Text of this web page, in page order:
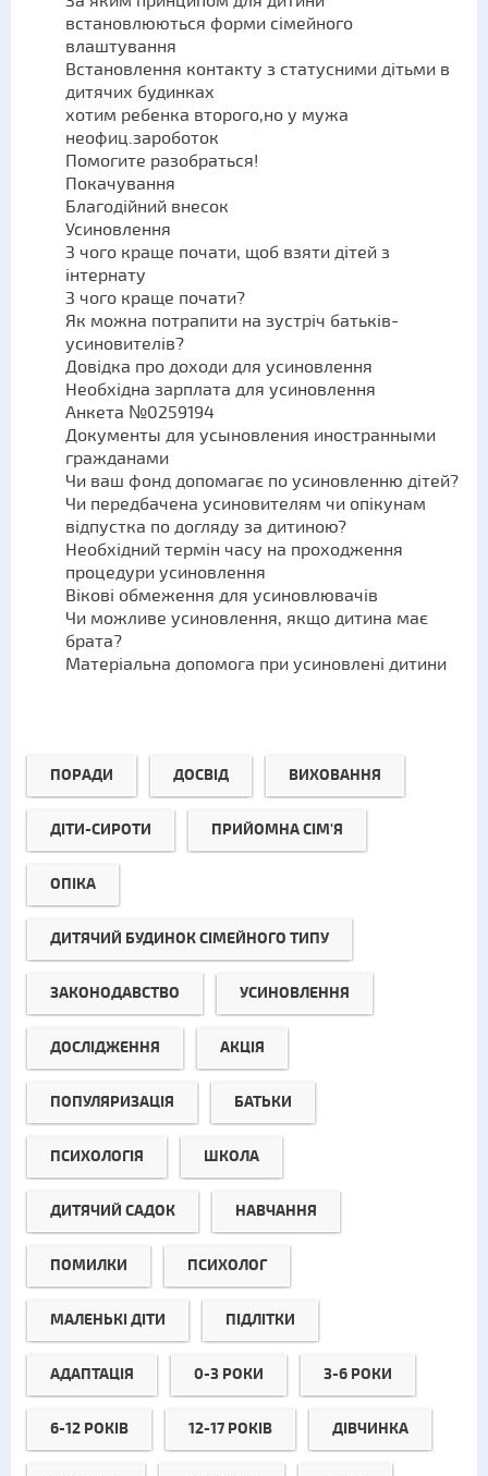
встановлюються форми сімейного
влаштування
Встановлення контакту з статусними дітьми в
дитячих будинках
хотим ребенка второго,но у мужа
неофиц.зароботок
Помогите разобраться!
Покачування
Благодійний внесок
Усиновлення
З чого краще почати, щоб взяти дітей з
інтернату
З чого краще почати?
Як можна потрапити на зустріч батьків-
усиновителів?
Довідка про доходи для усиновлення
Необхідна зарплата для усиновлення
Анкета №0259194
Документы для усыновления иностранными
гражданами
Чи ваш фонд допомагає по усиновленню дітей?
Чи передбачена усиновителям чи опікунам
відпустка по догляду за дитиною?
Необхідний термін часу на проходження
процедури усиновлення
Вікові обмеження для усиновлювачів
Чи можливе усиновлення, якщо дитина має
брата?
Матеріальна допомога при усиновлені дитини
ПОРАДИ ДОСВІД ВИХОВАННЯ
ДІТИ-СИРОТИ ПРИЙОМНА СІМ'Я
ОПІКА
ДИТЯЧИЙ БУДИНОК СІМЕЙНОГО ТИПУ
ЗАКОНОДАВСТВО УСИНОВЛЕННЯ
ДОСЛІДЖЕННЯ АКЦІЯ
ПОПУЛЯРИЗАЦІЯ БАТЬКИ
ПСИХОЛОГІЯ ШКОЛА
ДИТЯЧИЙ САДОК НАВЧАННЯ
ПОМИЛКИ ПСИХОЛОГ
МАЛЕНЬКІ ДІТИ ПІДЛІТКИ
АДАПТАЦІЯ 0-3 РОКИ 3-6 РОКИ
6-12 РОКІВ 12-17 РОКІВ ДІВЧИНКА